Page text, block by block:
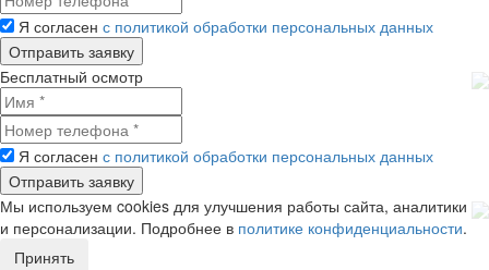
Я согласен с политикой обработки персональных данных
Бесплатный осмотр
Я согласен с политикой обработки персональных данных
Мы используем cookies для улучшения работы сайта, аналитики
и персонализации. Подробнее в политике конфиденциальности.
Принять